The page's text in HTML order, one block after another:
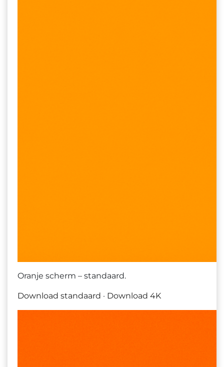
Oranje scherm – standaard.
Download standaard · Download 4K